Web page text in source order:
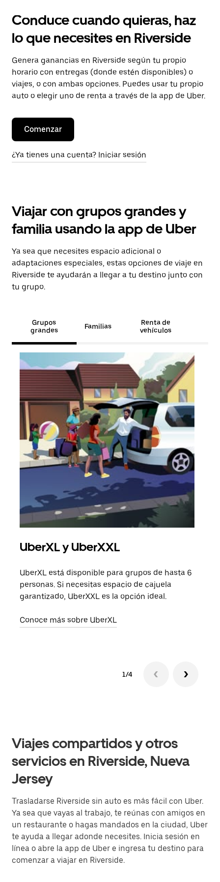
Conduce cuando quieras, haz
lo que necesites en Riverside
Genera ganancias en Riverside según tu propio
horario con entregas (donde estén disponibles) o
viajes, o con ambas opciones. Puedes usar tu propio
auto o elegir uno de renta a través de la app de Uber.
Comenzar
¿Ya tienes una cuenta? Iniciar sesión
Viajar con grupos grandes y
familia usando la app de Uber
Ya sea que necesites espacio adicional o
adaptaciones especiales, estas opciones de viaje en
Riverside te ayudarán a llegar a tu destino junto con
tu grupo.
Grupos
grandes
Familias
Renta de
vehículos
UberXL y UberXXL
UberXL está disponible para grupos de hasta 6
personas. Si necesitas espacio de cajuela
garantizado, UberXXL es la opción ideal.
Conoce más sobre UberXL
1/4
Viajes compartidos y otros
servicios en Riverside, Nueva
Jersey
Trasladarse Riverside sin auto es más fácil con Uber.
Ya sea que vayas al trabajo, te reúnas con amigos en
un restaurante o hagas mandados en la ciudad, Uber
te ayuda a llegar adonde necesites. Inicia sesión en
línea o abre la app de Uber e ingresa tu destino para
comenzar a viajar en Riverside.